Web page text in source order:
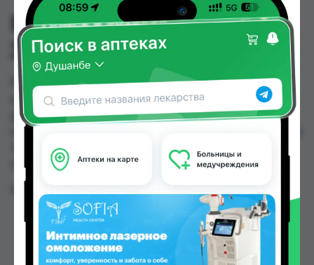
БП СПАСИБО ЗА
ЗАБОТУ 2СЛ 2РУ 10М
БП СПАСИБО ЗА ЗАБОТУ 2СЛ 2РУ 10М можно
купить или заказать в аптеках, Дору Фарм №2,
Дору Фарм №20, Дору Фарм №6, Мардон,
TJS до 17.00 TJS в Душанбе и других городах
Таджикистана